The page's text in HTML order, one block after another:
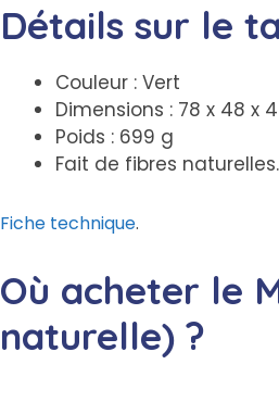
Détails sur le
Couleur : Vert
Dimensions : 78 x 48 x
Poids : 699 g
Fait de fibres naturelles.
Fiche technique.
Où acheter le
naturelle) ?